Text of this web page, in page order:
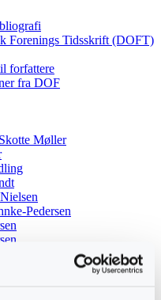
Forenings Tidsskrift (DOFT)
forfattere
fra DOF
Møller
Pedersen